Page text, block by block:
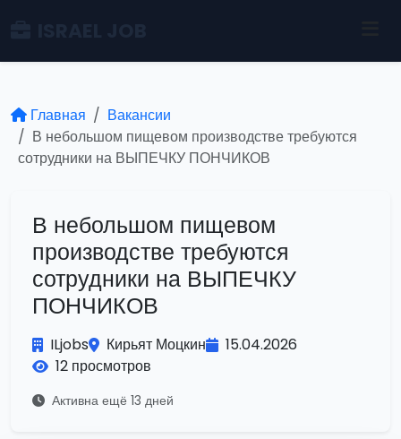
Главная
Вакансии
В небольшом пищевом производстве требуются
сотрудники на ВЫПЕЧКУ ПОНЧИКОВ
В небольшом пищевом
производстве требуются
сотрудники на ВЫПЕЧКУ
ПОНЧИКОВ
ILjobs Кирьят Моцкин
15.04.2026
12 просмотров
Активна ещё 13 дней